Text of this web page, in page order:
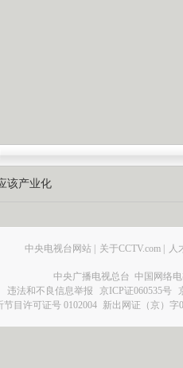
该产业化
中央电视台网站 关于CCTV.com 人
中央广播电视总台 中国网络
违法和不良信息举报
京ICP证060535号
节目许可证号 0102004 新出网证（京）